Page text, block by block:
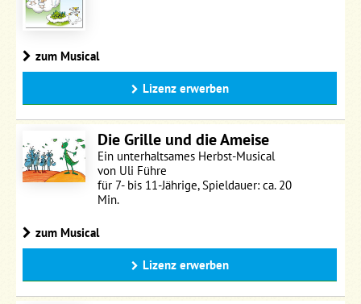
zum Musical
Lizenz erwerben
Die Grille und die Ameise
Ein unterhaltsames Herbst-Musical
von Uli Führe
für 7- bis 11-Jährige, Spieldauer: ca. 20
Min.
zum Musical
Lizenz erwerben